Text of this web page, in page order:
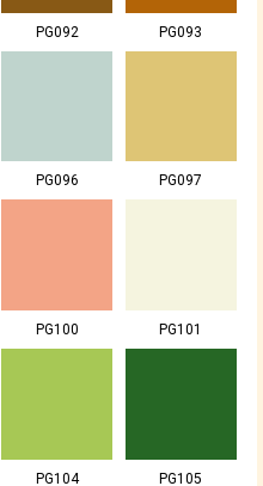
PG092 PG093
PG096 PG097
PG100 PG101
PG104 PG105